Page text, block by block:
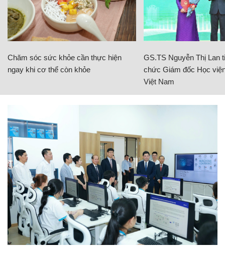
Chăm sóc sức khỏe cần thực hiện
ngay khi cơ thể còn khỏe
GS.TS Nguyễn Thị Lan
chức Giám đốc Học
Việt Nam